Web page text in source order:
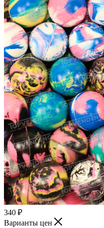
340 ₽
Варианты цен